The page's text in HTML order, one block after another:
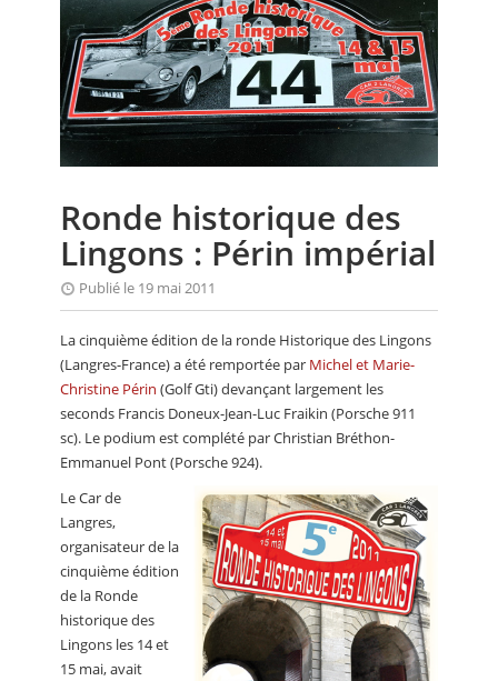
EVÈNEMENTS
CALENDRIER
FOCUS
ANNUAIRES
PETITES ANNONCES
Ronde historique des
Lingons : Périn impérial
Publié le 19 mai 2011
La cinquième édition de la ronde Historique des Lingons
(Langres-France) a été remportée par Michel et Marie-
Christine Périn (Golf Gti) devançant largement les
seconds Francis Doneux-Jean-Luc Fraikin (Porsche 911
sc). Le podium est complété par Christian Bréthon-
Emmanuel Pont (Porsche 924).
Le Car de
Langres,
organisateur de la
cinquième édition
de la Ronde
historique des
Lingons les 14 et
15 mai, avait